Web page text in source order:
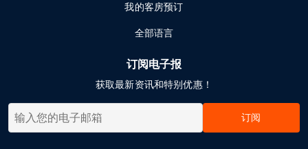
我的客房预订
全部语言
订阅电子报
获取最新资讯和特别优惠！
订阅